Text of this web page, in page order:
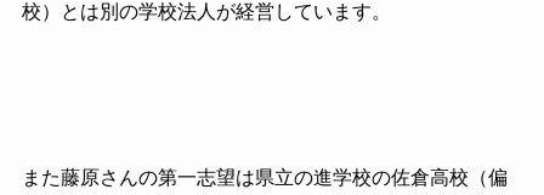
校）とは別の学校法人が経営しています。
また藤原さんの第一志望は県立の進学校の佐倉高校（偏